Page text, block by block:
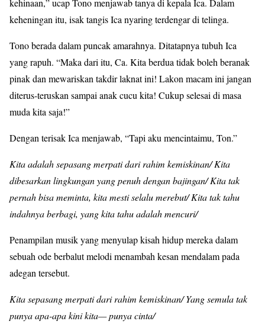
kehinaan,” ucap Tono menjawab tanya di kepala Ica. Dalam
keheningan itu, isak tangis Ica nyaring terdengar di telinga.
Tono berada dalam puncak amarahnya. Ditatapnya tubuh Ica
yang rapuh. “Maka dari itu, Ca. Kita berdua tidak boleh beranak
pinak dan mewariskan takdir laknat ini! Lakon macam ini jangan
diterus-teruskan sampai anak cucu kita! Cukup selesai di masa
muda kita saja!”
Dengan terisak Ica menjawab, “Tapi aku mencintaimu, Ton.”
Kita adalah sepasang merpati dari rahim kemiskinan/ Kita
dibesarkan lingkungan yang penuh dengan bajingan/ Kita tak
pernah bisa meminta, kita mesti selalu merebut/ Kita tak tahu
indahnya berbagi, yang kita tahu adalah mencuri/
Penampilan musik yang menyulap kisah hidup mereka dalam
sebuah ode berbalut melodi menambah kesan mendalam pada
adegan tersebut.
Kita sepasang merpati dari rahim kemiskinan/ Yang semula tak
punya apa-apa kini kita— punya cinta/